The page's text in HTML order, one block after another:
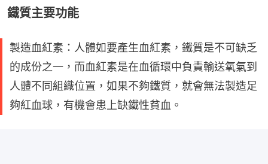
鐵質主要功能
製造血紅素：人體如要產生血紅素，鐵質是不可缺乏
的成份之一，而血紅素是在血循環中負責輸送氧氣到
人體不同組織位置，如果不夠鐵質，就會無法製造足
夠紅血球，有機會患上缺鐵性貧血。